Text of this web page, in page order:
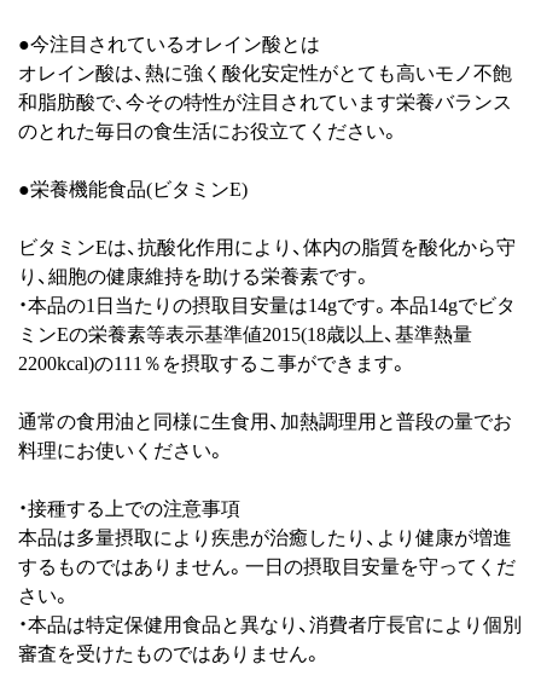
●今注目されているオレイン酸とは
オレイン酸は、熱に強く酸化安定性がとても高いモノ不飽
和脂肪酸で、今その特性が注目されています栄養バランス
のとれた毎日の食生活にお役立てください。
●栄養機能食品(ビタミンE)
ビタミンEは、抗酸化作用により、体内の脂質を酸化から守
り、細胞の健康維持を助ける栄養素です。
・本品の1日当たりの摂取目安量は14gです。本品14gでビタ
ミンEの栄養素等表示基準値2015(18歳以上、基準熱量
2200kcal)の111％を摂取するこ事ができます。
通常の食用油と同様に生食用、加熱調理用と普段の量でお
料理にお使いください。
・接種する上での注意事項
本品は多量摂取により疾患が治癒したり、より健康が増進
するものではありません。一日の摂取目安量を守ってくだ
さい。
・本品は特定保健用食品と異なり、消費者庁長官により個別
審査を受けたものではありません。